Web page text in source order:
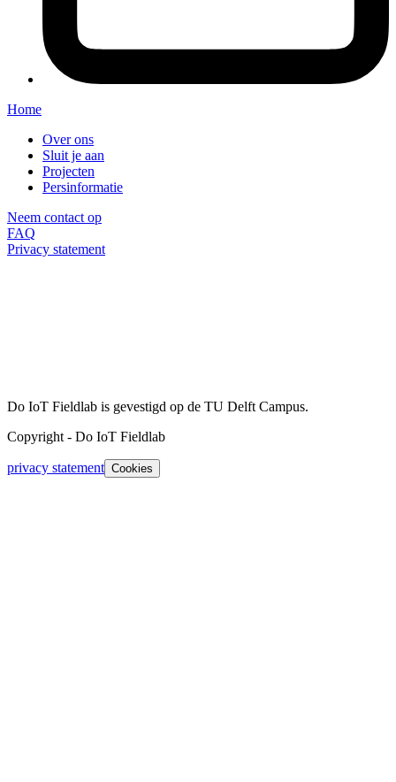
Home
Over ons
Sluit je aan
Projecten
Persinformatie
Neem contact op
FAQ
Privacy statement
Do IoT Fieldlab is gevestigd op de TU Delft Campus.
Copyright - Do IoT Fieldlab
privacy statement Cookies